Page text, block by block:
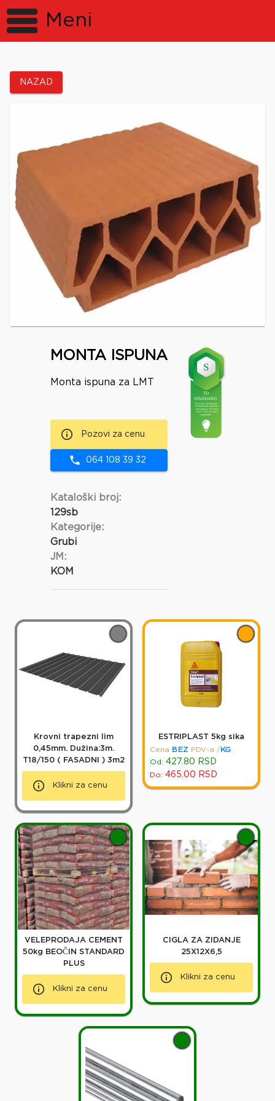
Meni
NAZAD
MONTA ISPUNA
Monta ispuna za LMT
Pozovi za cenu
064 108 39 32
Kataloški broj:
129sb
Kategorije:
Grubi
JM:
KOM
Krovni trapezni lim
0,45mm. Dužina:3m.
T18/150 ( FASADNI ) 3m2
Klikni za cenu
ESTRIPLAST 5kg sika
Cena
BEZ PDV-a / KG:
Od: 427.80 RSD
Do: 465.00 RSD
VELEPRODAJA CEMENT
50kg BEOČIN STANDARD
PLUS
Klikni za cenu
CIGLA ZA ZIDANJE
25X12X6,5
Klikni za cenu